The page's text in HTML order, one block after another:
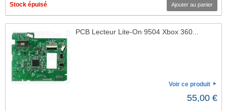
Stock épuisé Ajouter au panier
PCB Lecteur Lite-On 9504 Xbox 360...
Voir ce produit
55,00 €